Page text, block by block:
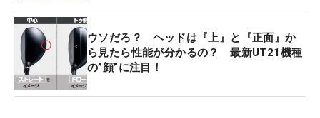
ウソだろ？ ヘッドは『上』と『正面』か
ら見たら性能が分かるの？ 最新UT21機種
の”顔”に注目！